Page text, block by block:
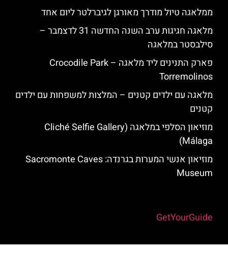
ממלאגה טיול מודרך מאורגן לגיברלטר ליום אחד
מלאגה חגיגות ערב השנה החדשה 31 לדצמבר –
סילבסטר במלאגה
פארק התנינים ליד מלאגה – Crocodile Park
Torremolinos
מלאגה עם ילדים קטנים – המלצות למשפחות עם ילדים
קטנים
מוזיאון הסלפי במלאגה (Cliché Selfie Gallery
Málaga)
מוזיאון אנשי המערות בגרנדה: Sacromonte Caves
Museum
GetYourGuide